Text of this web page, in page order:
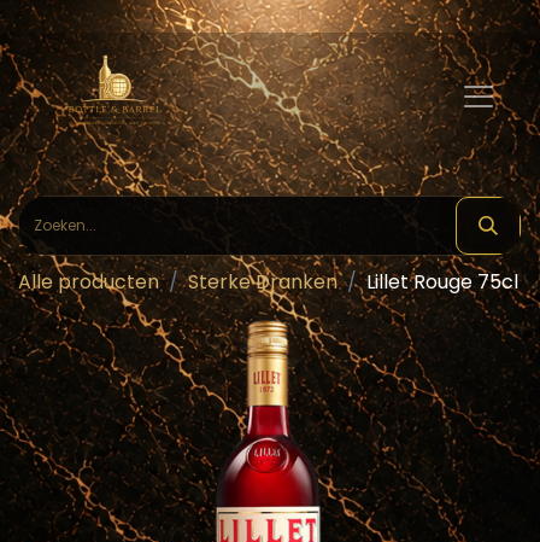
Alle producten Sterke Dranken Lillet Rouge 75cl